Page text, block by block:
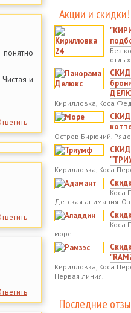
и
Акции и скидки!
Без
Кирилловка, Коса
Остров Бирючий.
Кирилловка, Коса
Коса
Детская анимация.
Коса
море.
Кирилловка, Коса
Первая линия.
Последние